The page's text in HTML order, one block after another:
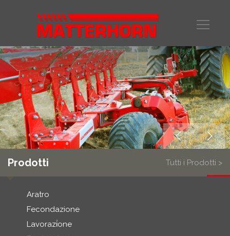
Prodotti Tutti i Prodotti >
Aratro
Fecondazione
Lavorazi̇one